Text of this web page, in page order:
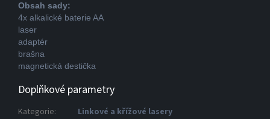
Obsah sady:
4x alkalické baterie AA
laser
adaptér
brašna
magnetická destička
Doplňkové parametry
Kategorie:
Linkové a křížové lasery